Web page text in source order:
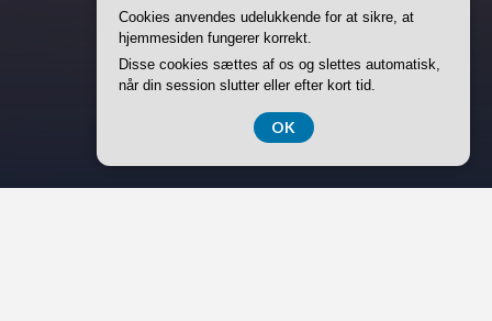
Cookies anvendes udelukkende for at sikre, at
hjemmesiden fungerer korrekt.
Disse cookies sættes af os og slettes automatisk,
når din session slutter eller efter kort tid.
OK